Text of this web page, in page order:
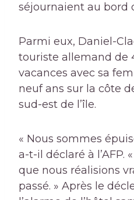
séjournaient au bord
Parmi eux, Daniel-
touriste allemand de
vacances avec sa
neuf ans sur la côte
sud-est de l’île.
« Nous sommes
a-t-il déclaré à l’AFP.
que nous réalisions
passé. » Après le